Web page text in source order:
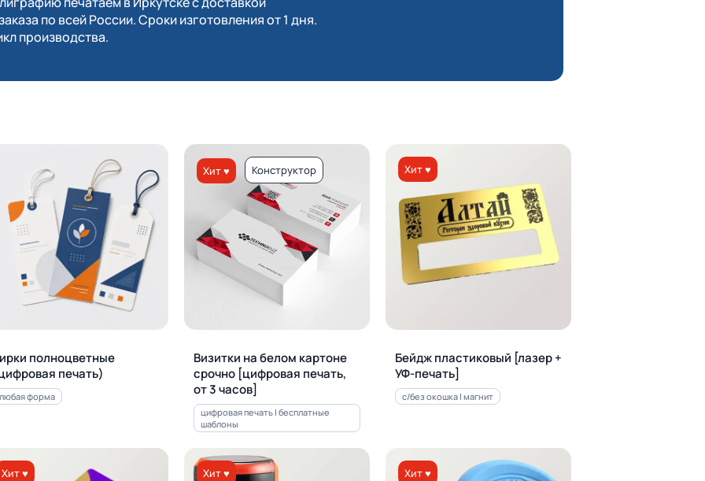
по всей России. Сроки изготовления от 1 дня.
производства.
полноцветные
печать)
любая форма
Хит ♥ Конструктор
Визитки на белом картоне
срочно [цифровая печать,
от 3 часов]
цифровая печать | бесплатные
шаблоны
Хит ♥
Бейдж пластиковый [лазер +
УФ-печать]
с/без окошка | магнит
Хит ♥ Хит ♥ Хит ♥